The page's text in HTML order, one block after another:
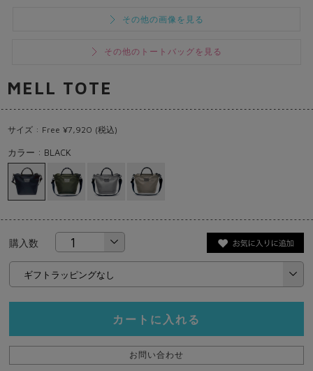
その他の画像を見る
その他のトートバッグを見る
MELL TOTE
サイズ : Free ¥7,920 (税込)
カラー : BLACK
購入数
カートに入れる
お問い合わせ